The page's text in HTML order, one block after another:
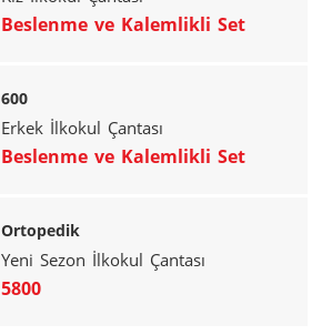
Beslenme ve Kalemlikli Set
600
Erkek İlkokul Çantası
Beslenme ve Kalemlikli Set
Ortopedik
Yeni Sezon İlkokul Çantası
5800